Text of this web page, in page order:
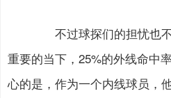
不过球探们的担忧也不
重要的当下，25%的外线命中
心的是，作为一个内线球员，